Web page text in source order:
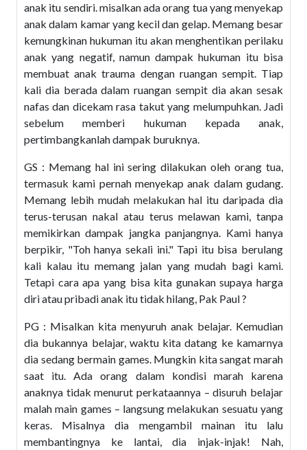
anak itu sendiri. misalkan ada orang tua yang menyekap
anak dalam kamar yang kecil dan gelap. Memang besar
kemungkinan hukuman itu akan menghentikan perilaku
anak yang negatif, namun dampak hukuman itu bisa
membuat anak trauma dengan ruangan sempit. Tiap
kali dia berada dalam ruangan sempit dia akan sesak
nafas dan dicekam rasa takut yang melumpuhkan. Jadi
sebelum memberi hukuman kepada anak,
pertimbangkanlah dampak buruknya.
GS : Memang hal ini sering dilakukan oleh orang tua,
termasuk kami pernah menyekap anak dalam gudang.
Memang lebih mudah melakukan hal itu daripada dia
terus-terusan nakal atau terus melawan kami, tanpa
memikirkan dampak jangka panjangnya. Kami hanya
berpikir, "Toh hanya sekali ini." Tapi itu bisa berulang
kali kalau itu memang jalan yang mudah bagi kami.
Tetapi cara apa yang bisa kita gunakan supaya harga
diri atau pribadi anak itu tidak hilang, Pak Paul ?
PG : Misalkan kita menyuruh anak belajar. Kemudian
dia bukannya belajar, waktu kita datang ke kamarnya
dia sedang bermain games. Mungkin kita sangat marah
saat itu. Ada orang dalam kondisi marah karena
anaknya tidak menurut perkataannya – disuruh belajar
malah main games – langsung melakukan sesuatu yang
keras. Misalnya dia mengambil mainan itu lalu
membantingnya ke lantai, dia injak-injak! Nah,